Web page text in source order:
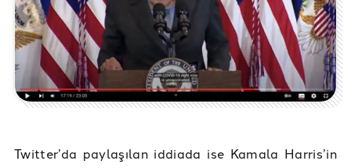
Twitter’da paylaşılan iddiada ise Kamala Harris’in